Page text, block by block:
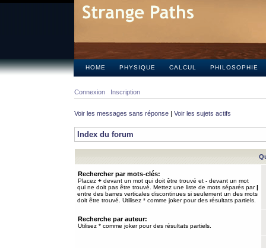
HOME PHYSIQUE CALCUL PHILOSOPHIE
Connexion Inscription
Voir les messages sans réponse | Voir les sujets actifs
Index du forum
Rechercher par mots-clés:
Placez + devant un mot qui doit être trouvé et - devant un mot
qui ne doit pas être trouvé. Mettez une liste de mots séparés par|
entre des barres verticales discontinues si seulement un des mots
doit être trouvé. Utilisez * comme joker pour des résultats partiels.
Recherche par auteur:
Utilisez * comme joker pour des résultats partiels.